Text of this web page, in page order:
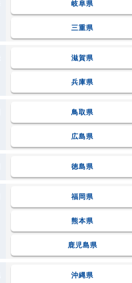
岐阜県
三重県
滋賀県
兵庫県
鳥取県
広島県
徳島県
福岡県
熊本県
鹿児島県
沖縄県